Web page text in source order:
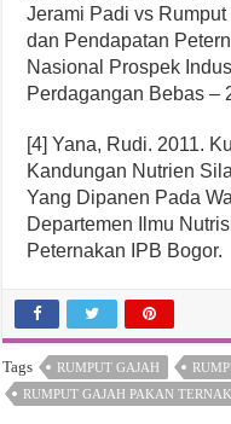
Jerami Padi vs
dan Pendapatan
Nasional Prospek
Perdagangan Bebas –
[4] Yana, Rudi. 2011.
Kandungan Nutrien
Yang Dipanen Pada
Departemen Ilmu
Peternakan IPB Bogor.
Tags RUMPUT GAJAH
RUMPUT GAJAH PAKAN